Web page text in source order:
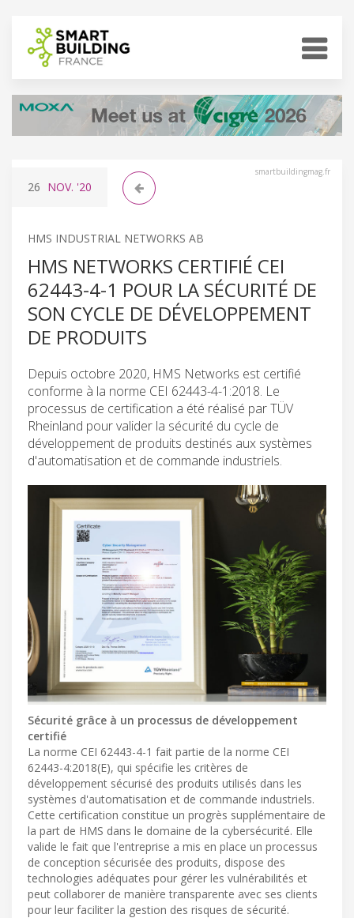
smartbuildingmag.fr
26 NOV. '20
HMS INDUSTRIAL NETWORKS AB
HMS NETWORKS CERTIFIÉ CEI
62443-4-1 POUR LA SÉCURITÉ DE
SON CYCLE DE DÉVELOPPEMENT
DE PRODUITS
Depuis octobre 2020, HMS Networks est certifié
conforme à la norme CEI 62443-4-1:2018. Le
processus de certification a été réalisé par TÜV
Rheinland pour valider la sécurité du cycle de
développement de produits destinés aux systèmes
d'automatisation et de commande industriels.
Sécurité grâce à un processus de développement
certifié
La norme CEI 62443-4-1 fait partie de la norme CEI
62443-4:2018(E), qui spécifie les critères de
développement sécurisé des produits utilisés dans les
systèmes d'automatisation et de commande industriels.
Cette certification constitue un progrès supplémentaire de
la part de HMS dans le domaine de la cybersécurité. Elle
valide le fait que l'entreprise a mis en place un processus
de conception sécurisée des produits, dispose des
technologies adéquates pour gérer les vulnérabilités et
peut collaborer de manière transparente avec ses clients
pour leur faciliter la gestion des risques de sécurité.